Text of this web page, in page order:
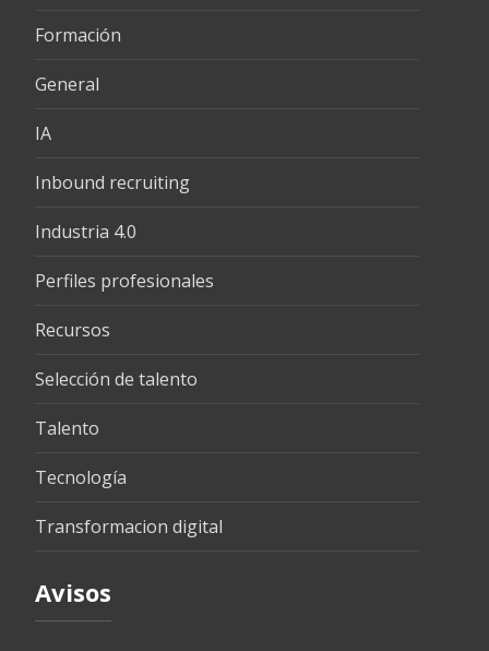
Formación
General
IA
Inbound recruiting
Industria 4.0
Perfiles profesionales
Recursos
Selección de talento
Talento
Tecnología
Transformacion digital
Avisos